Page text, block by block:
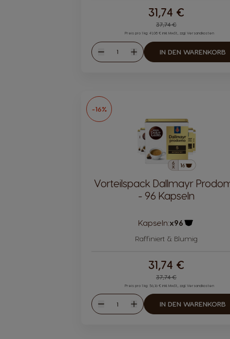
Regular Price
37,74 €
31,74 €
Preis pro 1 kg: 41,08 € inkl. MwSt., zzgl. Versandkosten
Abnahme
Menge
Zunahme
IN DEN WARENKORB
-16%
Vorteilspack Dallmayr
- 96 Kapseln
Kapseln:x96
Raffiniert & Blumig
Regular Price
37,74 €
31,74 €
Preis pro 1 kg: 56,16 € inkl. MwSt., zzgl. Versandkosten
Abnahme
Menge
Zunahme
IN DEN WARENKORB